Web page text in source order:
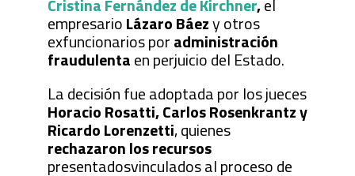
empresarioLázaro Báezy otros
exfuncionarios poradministración
fraudulentaen perjuicio del Estado.
La decisión fue adoptada por los jueces
Horacio Rosatti, Carlos Rosenkrantz y
Ricardo Lorenzetti, quienes
rechazaron los recursos
presentadosvinculados al proceso de